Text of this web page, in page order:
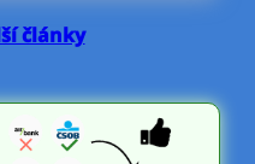
články